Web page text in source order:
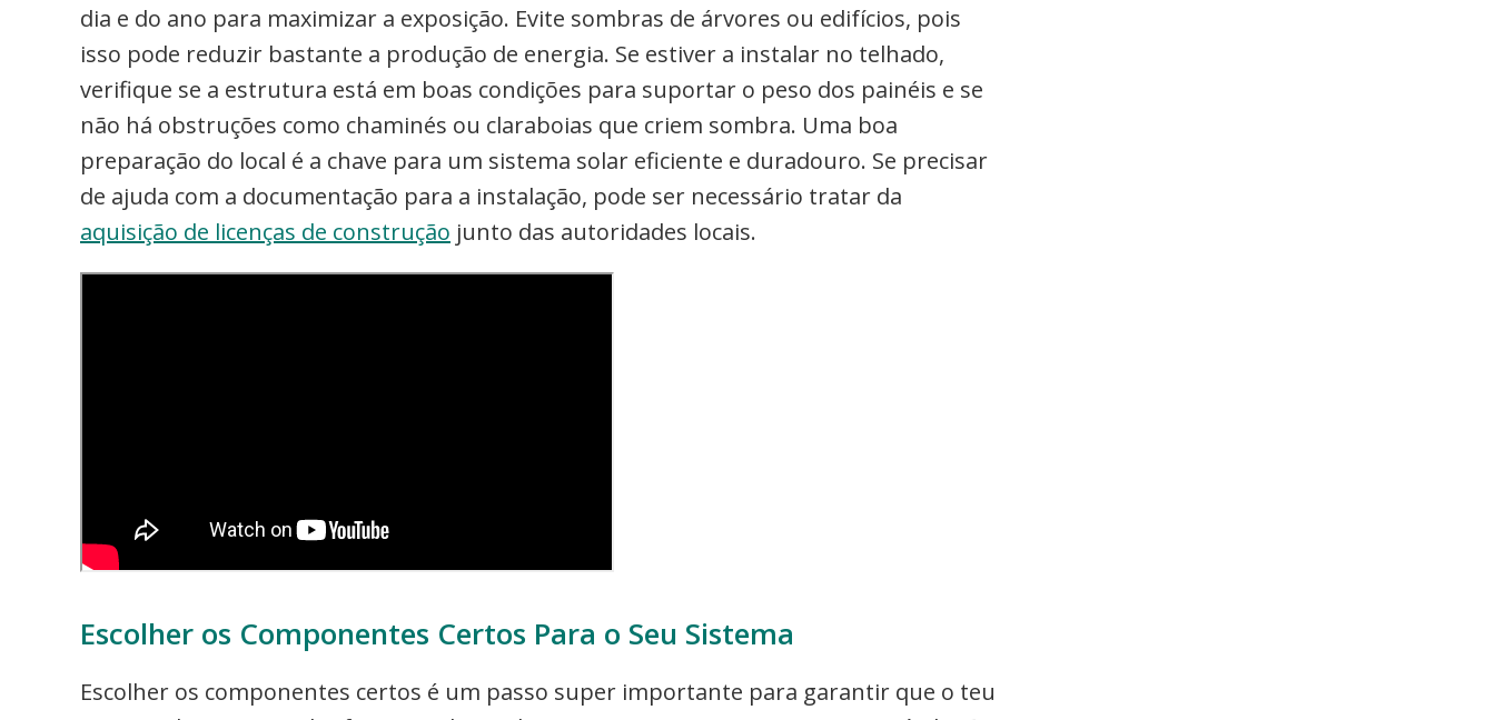
dia e do ano para maximizar a exposição. Evite sombras de árvores ou edifícios, pois
isso pode reduzir bastante a produção de energia. Se estiver a instalar no telhado,
verifique se a estrutura está em boas condições para suportar o peso dos painéis e se
não há obstruções como chaminés ou claraboias que criem sombra. Uma boa
preparação do local é a chave para um sistema solar eficiente e duradouro. Se precisar
de ajuda com a documentação para a instalação, pode ser necessário tratar da
aquisição de licenças de construção junto das autoridades locais.
Escolher os Componentes Certos Para o Seu Sistema
Escolher os componentes certos é um passo super importante para garantir que o teu